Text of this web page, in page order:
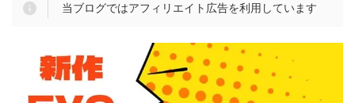
当ブログではアフィリエイト広告を利用しています